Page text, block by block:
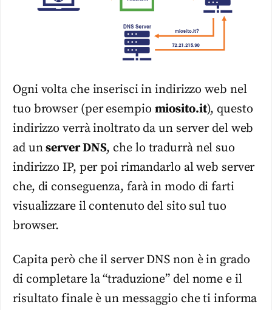
Ogni volta che inserisci in indirizzo web nel
tuo browser (per esempio miosito.it), questo
indirizzo verrà inoltrato da un server del web
ad unserver DNS, che lo tradurrà nel suo
indirizzo IP, per poi rimandarlo al web server
che, di conseguenza, farà in modo di farti
visualizzare il contenuto del sito sul tuo
browser.
Capita però che il server DNS non è in grado
di completare la “traduzione” del nome e il
risultato finale è un messaggio che ti informa